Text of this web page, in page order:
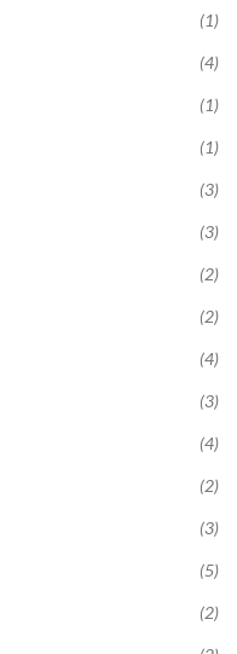
(1)
(4)
(1)
(1)
(3)
(3)
(2)
(2)
(4)
(3)
(4)
(2)
(3)
(5)
(2)